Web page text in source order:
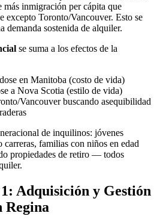
inmigración per cápita que
excepto Toronto/Vancouver. Esto se
demanda sostenida de alquiler.
se suma a los efectos de la
en Manitoba (costo de vida)
a Nova Scotia (estilo de vida)
Vancouver buscando asequibilidad
de inquilinos: jóvenes
carreras, familias con niños en edad
propiedades de retiro — todos
Adquisición y Gestión